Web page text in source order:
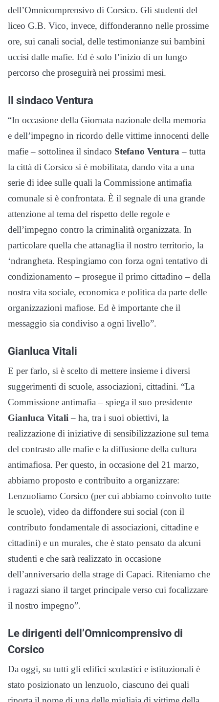
dell’Omnicomprensivo di Corsico. Gli studenti del
liceo G.B. Vico, invece, diffonderanno nelle prossime
ore, sui canali social, delle testimonianze sui bambini
uccisi dalle mafie. Ed è solo l’inizio di un lungo
percorso che proseguirà nei prossimi mesi.
Il sindaco Ventura
“In occasione della Giornata nazionale della memoria
e dell’impegno in ricordo delle vittime innocenti delle
mafie – sottolinea il sindaco Stefano Ventura – tutta
la città di Corsico si è mobilitata, dando vita a una
serie di idee sulle quali la Commissione antimafia
comunale si è confrontata. È il segnale di una grande
attenzione al tema del rispetto delle regole e
dell’impegno contro la criminalità organizzata. In
particolare quella che attanaglia il nostro territorio, la
‘ndrangheta. Respingiamo con forza ogni tentativo di
condizionamento – prosegue il primo cittadino – della
nostra vita sociale, economica e politica da parte delle
organizzazioni mafiose. Ed è importante che il
messaggio sia condiviso a ogni livello”.
Gianluca Vitali
E per farlo, si è scelto di mettere insieme i diversi
suggerimenti di scuole, associazioni, cittadini. “La
Commissione antimafia – spiega il suo presidente
Gianluca Vitali – ha, tra i suoi obiettivi, la
realizzazione di iniziative di sensibilizzazione sul tema
del contrasto alle mafie e la diffusione della cultura
antimafiosa. Per questo, in occasione del 21 marzo,
abbiamo proposto e contribuito a organizzare:
Lenzuoliamo Corsico (per cui abbiamo coinvolto tutte
le scuole), video da diffondere sui social (con il
contributo fondamentale di associazioni, cittadine e
cittadini) e un murales, che è stato pensato da alcuni
studenti e che sarà realizzato in occasione
dell’anniversario della strage di Capaci. Riteniamo che
i ragazzi siano il target principale verso cui focalizzare
il nostro impegno”.
Le dirigenti dell’Omnicomprensivo di
Corsico
Da oggi, su tutti gli edifici scolastici e istituzionali è
stato posizionato un lenzuolo, ciascuno dei quali